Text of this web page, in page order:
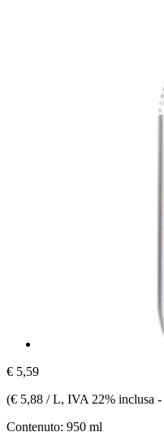
€ 5,59
(€ 5,88 / L, IVA 22% inclusa -
Contenuto: 950 ml